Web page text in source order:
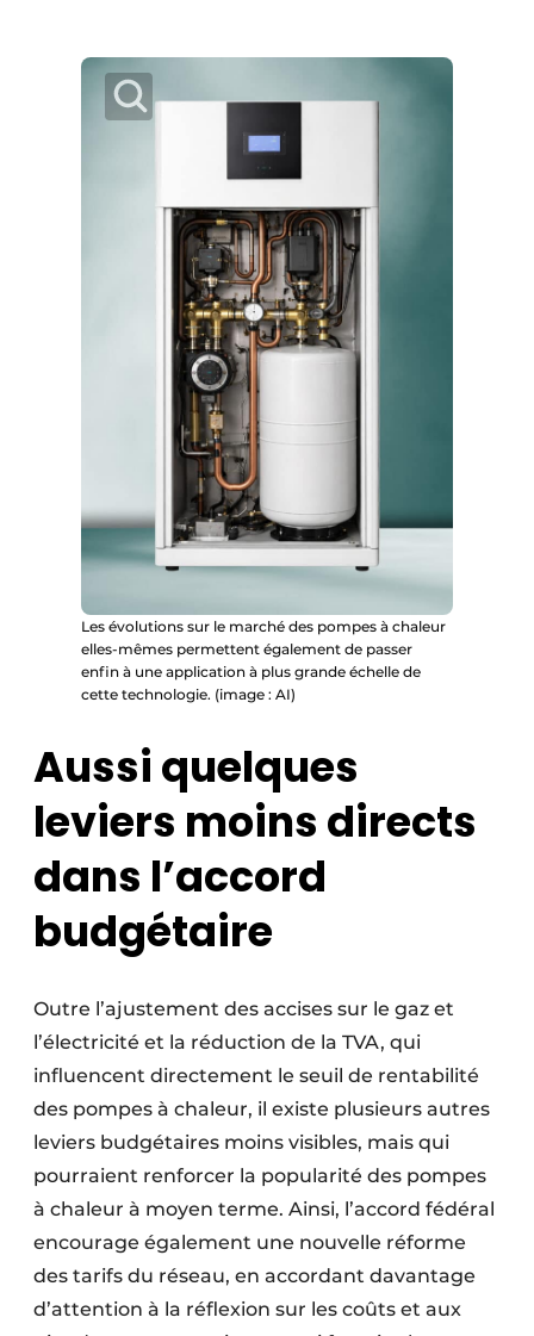
Les évolutions sur le marché des pompes à chaleur
elles-mêmes permettent également de passer
enfin à une application à plus grande échelle de
cette technologie. (image : AI)
Aussi quelques
leviers moins directs
dans l’accord
budgétaire
Outre l’ajustement des accises sur le gaz et
l’électricité et la réduction de la TVA, qui
influencent directement le seuil de rentabilité
des pompes à chaleur, il existe plusieurs autres
leviers budgétaires moins visibles, mais qui
pourraient renforcer la popularité des pompes
à chaleur à moyen terme. Ainsi, l’accord fédéral
encourage également une nouvelle réforme
des tarifs du réseau, en accordant davantage
d’attention à la réflexion sur les coûts et aux